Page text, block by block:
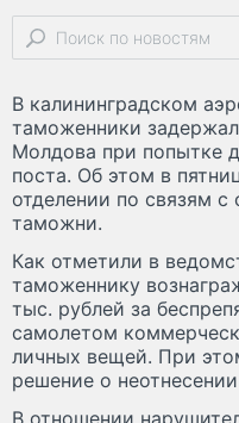
В калининградском
таможенники
Молдова при попытке
поста. Об этом в
отделении по связям
таможни.
Как отметили в
таможеннику
тыс. рублей за
самолетом
личных вещей. При
решение о